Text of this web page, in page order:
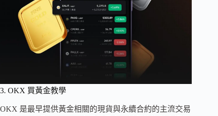
3. OKX 買黃金教學
OKX 是最早提供黃金相關的現貨與永續合約的主流交易